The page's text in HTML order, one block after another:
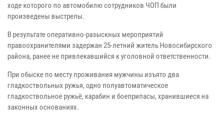
ходе которого по автомобилю сотрудников ЧОП были
произведены выстрелы.
В результате оперативно-разыскных мероприятий
правоохранителями задержан 25-летний житель Новосибирского
района, ранее не привлекавшийся к уголовной ответственности.
При обыске по месту проживания мужчины изъято два
гладкоствольных ружья, одно полуавтоматическое
гладкоствольное ружьё, карабин и боеприпасы, хранившиеся на
законных основаниях.